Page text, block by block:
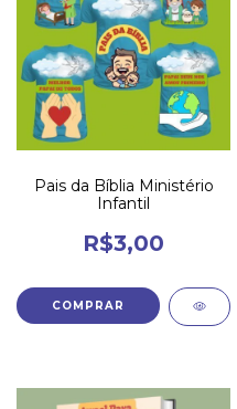
Pais da Bíblia Ministério
Infantil
R$3,00